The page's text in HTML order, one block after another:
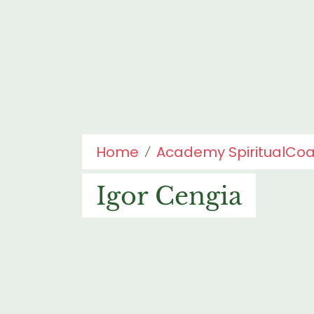
Home Academy
Igor Cengia